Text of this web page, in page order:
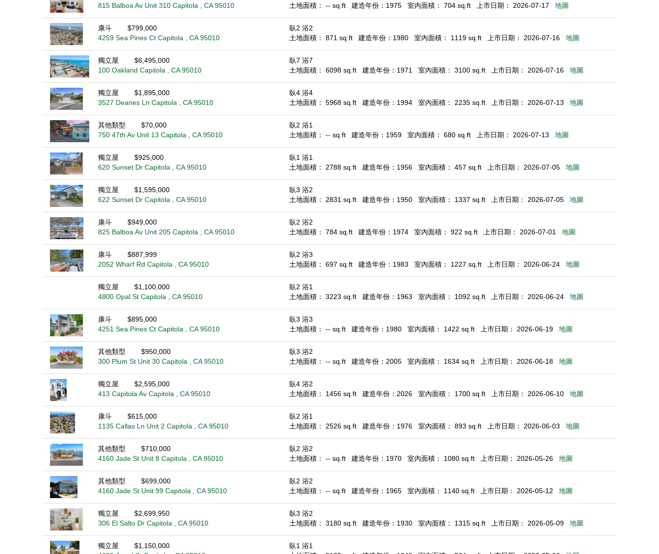
815 Balboa Av Unit 310 Capitola , CA 95010
土地面積： -- sq.ft
建造年份：1975 室內面積： 704 sq.ft 上市日期： 2026-07-17 地圖
康斗
$799,000
4259 Sea Pines Ct Capitola , CA 95010
臥2 浴2
土地面積： 871 sq.ft
建造年份：1980 室內面積： 1119 sq.ft 上市日期： 2026-07-16 地圖
獨立屋
$6,495,000
100 Oakland Capitola , CA 95010
臥7 浴7
土地面積： 6098 sq.ft
建造年份：1971 室內面積： 3100 sq.ft 上市日期： 2026-07-16 地圖
獨立屋
$1,895,000
3527 Deanes Ln Capitola , CA 95010
臥4 浴4
土地面積： 5968 sq.ft
建造年份：1994 室內面積： 2235 sq.ft 上市日期： 2026-07-13 地圖
其他類型
$70,000
750 47th Av Unit 13 Capitola , CA 95010
臥2 浴1
土地面積： -- sq.ft
建造年份：1959 室內面積： 680 sq.ft 上市日期： 2026-07-13 地圖
獨立屋
$925,000
620 Sunset Dr Capitola , CA 95010
臥1 浴1
土地面積： 2788 sq.ft
建造年份：1956 室內面積： 457 sq.ft 上市日期： 2026-07-05 地圖
獨立屋
$1,595,000
622 Sunset Dr Capitola , CA 95010
臥3 浴2
土地面積： 2831 sq.ft
建造年份：1950 室內面積： 1337 sq.ft 上市日期： 2026-07-05 地圖
康斗
$949,000
825 Balboa Av Unit 205 Capitola , CA 95010
臥2 浴2
土地面積： 784 sq.ft
建造年份：1974 室內面積： 922 sq.ft 上市日期： 2026-07-01 地圖
康斗
$887,999
2052 Wharf Rd Capitola , CA 95010
臥2 浴3
土地面積： 697 sq.ft
建造年份：1983 室內面積： 1227 sq.ft 上市日期： 2026-06-24 地圖
獨立屋
$1,100,000
4800 Opal St Capitola , CA 95010
臥2 浴1
土地面積： 3223 sq.ft
建造年份：1963 室內面積： 1092 sq.ft 上市日期： 2026-06-24 地圖
康斗
$895,000
4251 Sea Pines Ct Capitola , CA 95010
臥3 浴3
土地面積： -- sq.ft
建造年份：1980 室內面積： 1422 sq.ft 上市日期： 2026-06-19 地圖
其他類型
$950,000
300 Plum St Unit 30 Capitola , CA 95010
臥3 浴2
土地面積： -- sq.ft
建造年份：2005 室內面積： 1634 sq.ft 上市日期： 2026-06-18 地圖
獨立屋
$2,595,000
413 Capitola Av Capitola , CA 95010
臥4 浴2
土地面積： 1456 sq.ft
建造年份：2026 室內面積： 1700 sq.ft 上市日期： 2026-06-10 地圖
康斗
$615,000
1135 Callas Ln Unit 2 Capitola , CA 95010
臥2 浴1
土地面積： 2526 sq.ft
建造年份：1976 室內面積： 893 sq.ft 上市日期： 2026-06-03 地圖
其他類型
$710,000
4160 Jade St Unit 8 Capitola , CA 95010
臥2 浴2
土地面積： -- sq.ft
建造年份：1970 室內面積： 1080 sq.ft 上市日期： 2026-05-26 地圖
其他類型
$699,000
4160 Jade St Unit 99 Capitola , CA 95010
臥2 浴2
土地面積： -- sq.ft
建造年份：1965 室內面積： 1140 sq.ft 上市日期： 2026-05-12 地圖
獨立屋
$2,699,950
306 El Salto Dr Capitola , CA 95010
臥3 浴2
土地面積： 3180 sq.ft
建造年份：1930 室內面積： 1315 sq.ft 上市日期： 2026-05-09 地圖
獨立屋
$1,150,000
臥1 浴1